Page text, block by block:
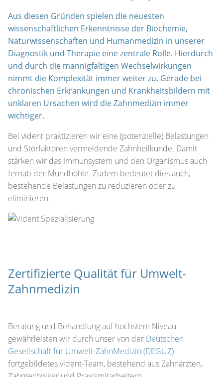
Aus diesen Gründen spielen die neuesten
wissenschaftlichen Erkenntnisse der Biochemie,
Naturwissenschaften und Humanmedizin in unserer
Diagnostik und Therapie eine zentrale Rolle. Hierdurch
und durch die mannigfaltigen Wechselwirkungen
nimmt die Komplexität immer weiter zu. Gerade bei
chronischen Erkrankungen und Krankheitsbildern mit
unklaren Ursachen wird die Zahnmedizin immer
wichtiger.
Bei vident praktizieren wir eine (potenzielle) Belastungen
und Störfaktoren vermeidende Zahnheilkunde. Damit
stärken wir das Immunsystem und den Organismus auch
fernab der Mundhöhle. Zudem bedeutet dies auch,
bestehende Belastungen zu reduzieren oder zu
eliminieren.
Zertifizierte Qualität für Umwelt-
Zahnmedizin
Beratung und Behandlung auf höchstem Niveau
gewährleisten wir durch unser von der Deutschen
Gesellschaft für Umwelt-ZahnMedizin (DEGUZ)
fortgebildetes vident-Team, bestehend aus Zahnärzten,